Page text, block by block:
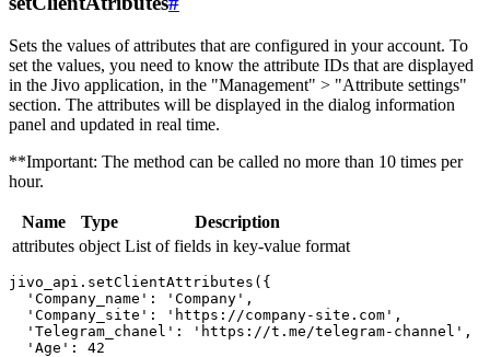
Sets the values ​​of attributes that are configured in your account. To
set the values, you need to know the attribute IDs that are displayed
in the Jivo application, in the "Management" > "Attribute settings"
section. The attributes will be displayed in the dialog information
panel and updated in real time.
**Important: The method can be called no more than 10 times per
hour.
Name Type
Description
attributes object List of fields in key-value format
jivo_api.setClientAttributes({
  'Company_name': 'Company',
  'Company_site': 'https://company-site.com',
  'Telegram_chanel': 'https://t.me/telegram-channel',
  'Age': 42